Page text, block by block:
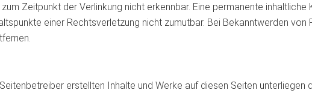
Zeitpunkt der Verlinkung nicht erkennbar. Eine permanente
einer Rechtsverletzung nicht zumutbar. Bei Bekanntwerden
erstellten Inhalte und Werke auf diesen Seiten unterliegen